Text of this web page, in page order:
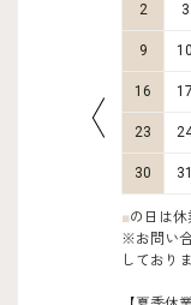
2 3
9 10
16 17
23
30 31
■の日は休
※お問い
しており